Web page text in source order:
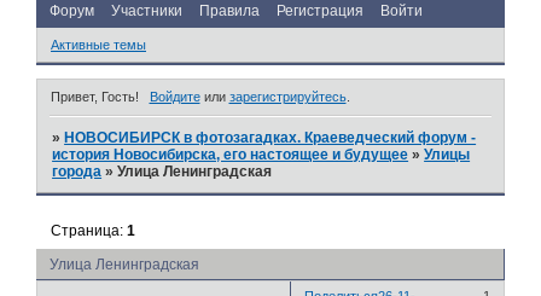
Форум Участники Правила Регистрация Войти
Активные темы
Привет, Гость! Войдитеили зарегистрируйтесь.
» НОВОСИБИРСК в фотозагадках. Краеведческий форум -
история Новосибирска, его настоящее и будущее »Улицы
города »Улица Ленинградская
Улица Ленинградская
Страница:1